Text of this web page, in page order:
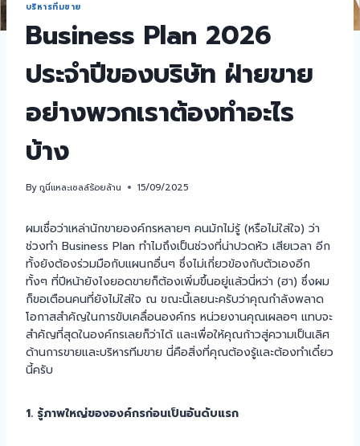
บริหารทีมขาย
Business Plan 2026
ประจำปีของบริษัท ฝ่ายขาย
อย่างพวกเราต้องทำอะไร
บ้าง
Byกูนี่แหละเซลล์ร้อยล้าน 15/09/2025
ผมเชื่อว่าเหล่านักขายองค์กรหลายๆ คนมักไม่รู้ (หรือไม่ใส่ใจ) ว่า
ช่วงทำ Business Plan ทำไมถึงเป็นช่วงที่น่าปวดหัว เสียเวลา อีก
ทั้งยังต้องร่วมมือกับแผนกอื่นๆ ซึ่งไม่เกี่ยวข้องกับตัวเองอีก
ทั้งๆ ที่ปีหน้ายังไงยอดขายก็ต้องเพิ่มขึ้นอยู่แล้วนี่หว่า (ฮา) ซึ่งผม
ก็ขอเตือนคนที่ยังไม่ใส่ใจ ณ ขณะนี้เลยนะครับว่าคุณกำลังพลาด
โอกาสสำคัญในการขับเคลื่อนองค์กร หน่วยงานคุณเผลอๆ แทบจะ
สำคัญที่สุดในองค์กรเลยก็ว่าได้ และเพื่อให้คุณก้าวสู่ความเป็นเลิศ
ด้านการขายและบริหารทีมขาย นี่คือสิ่งที่คุณต้องรู้และต้องทำเดี๋ยว
นี้ครับ
1. รู้ภาพใหญ่ขององค์กรก่อนเป็นอันดับแรก